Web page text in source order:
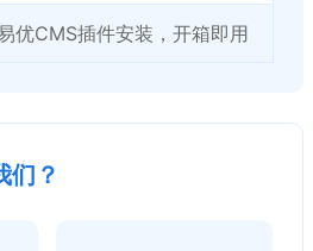
优CMS插件安装，开箱即用
们？